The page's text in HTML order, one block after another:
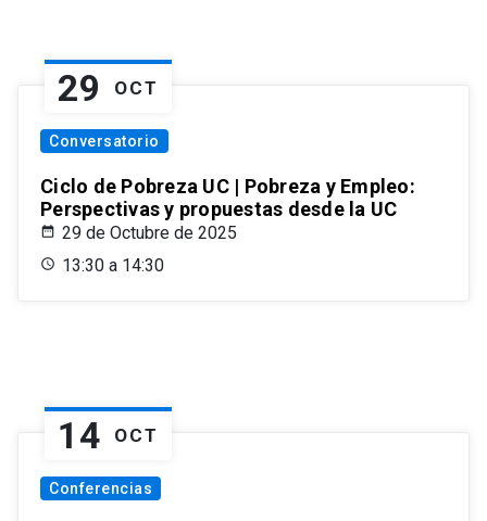
29 OCT
Conversatorio
Ciclo de Pobreza UC | Pobreza y Empleo:
Perspectivas y propuestas desde la UC
29 de Octubre de 2025
13:30 a 14:30
14 OCT
Conferencias